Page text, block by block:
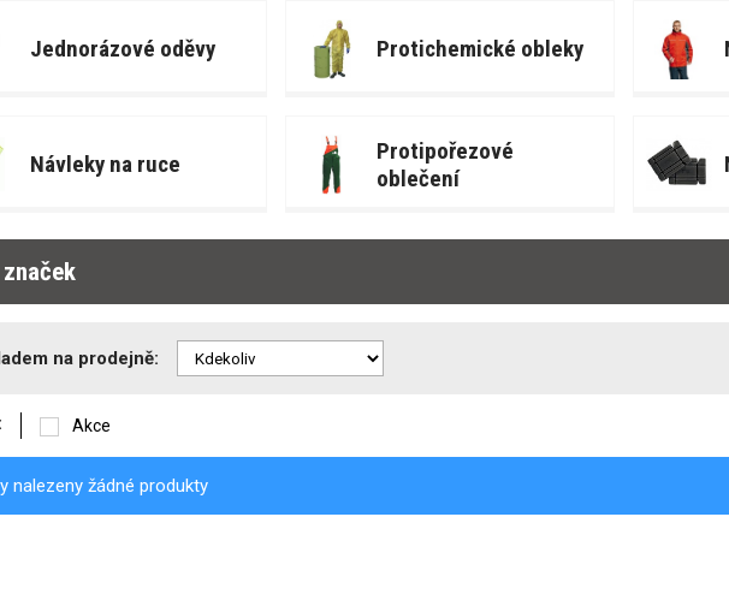
Jednorázové oděvy Protichemické obleky
Návleky na ruce
Protipořezové
oblečení
na prodejně:
Akce
nalezeny žádné produkty